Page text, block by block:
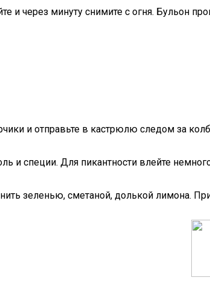
и через минуту снимите с огня. Бульон
и отправьте в кастрюлю следом за
и специи. Для пикантности влейте
зеленью, сметаной, долькой лимона.